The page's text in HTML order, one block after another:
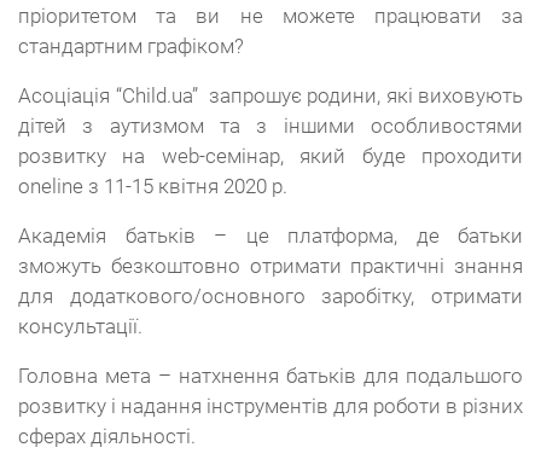
пріоритетом та ви не можете працювати за
стандартним графіком?
Асоціація “Child.ua” запрошує родини, які виховують
дітей з аутизмом та з іншими особливостями
розвитку на web-семінар, який буде проходити
oneline з 11-15 квітня 2020 р.
Академія батьків – це платформа, де батьки
зможуть безкоштовно отримати практичні знання
для додаткового/основного заробітку, отримати
консультації.
Головна мета – натхнення батьків для подальшого
розвитку і надання інструментів для роботи в різних
сферах діяльності.